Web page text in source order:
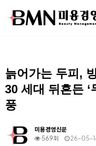
늙어가는 두피,
30 세대 뒤흔든 ‘
풍
미용경영신문
569회
26-05-